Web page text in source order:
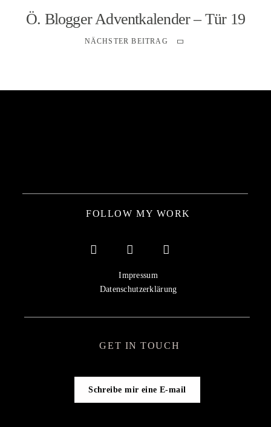
Get in touch
Ö. Blogger Adventkalender – Tür 19
NÄCHSTER BEITRAG
FOLLOW MY WORK
GET IN TOUCH
Schreibe mir eine E-mail
Impressum
Datenschutzerklärung